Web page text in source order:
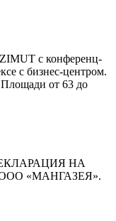
с конференц-
с бизнес-центром.
от 63 до
НА
«МАНГАЗЕЯ».